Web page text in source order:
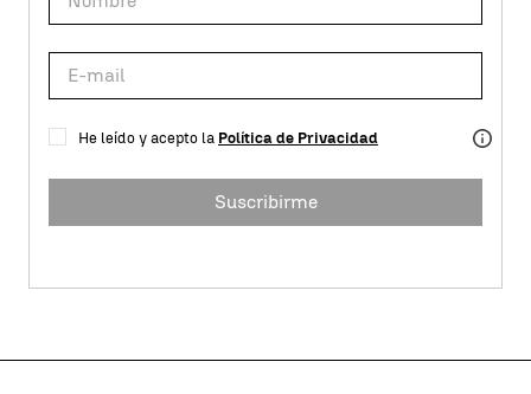
He leído y acepto la Política de Privacidad
Suscribirme